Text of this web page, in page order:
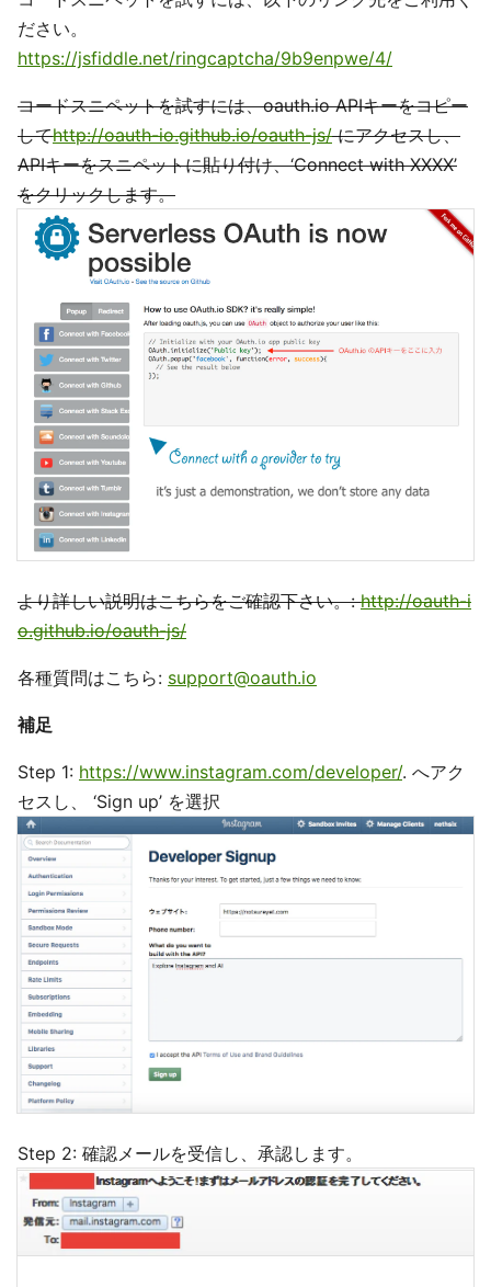
ださい。
https://jsfiddle.net/ringcaptcha/9b9enpwe/4/
コードスニペットを試すには、oauth.io APIキーをコピー
してhttp://oauth-io.github.io/oauth-js/にアクセスし、
APIキーをスニペットに貼り付け、‘Connect with XXXX’
をクリックします。
より詳しい説明はこちらをご確認下さい。:http://oauth-i
o.github.io/oauth-js/
各種質問はこちら: support@oauth.io
補足
Step 1: https://www.instagram.com/developer/. へアク
セスし、 ‘Sign up’ を選択
Step 2: 確認メールを受信し、承認します。